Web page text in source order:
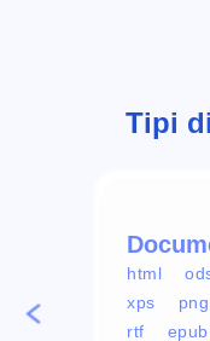
Tipi
html
xps
png
rtf
epub